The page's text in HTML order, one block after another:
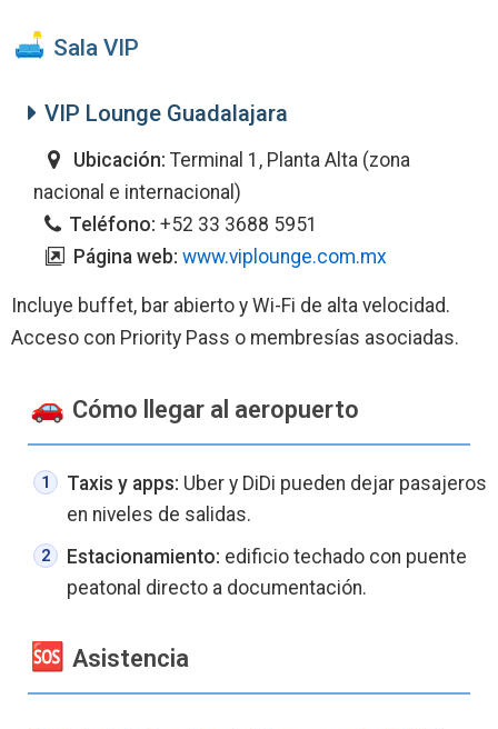
️ Sala VIP
VIP Lounge Guadalajara
Ubicación: Terminal 1, Planta Alta (zona
nacional e internacional)
Teléfono: +52 33 3688 5951
Página web: www.viplounge.com.mx
Incluye buffet, bar abierto y Wi-Fi de alta velocidad.
Acceso con Priority Pass o membresías asociadas.
Cómo llegar al aeropuerto
Taxis y apps: Uber y DiDi pueden dejar pasajeros
en niveles de salidas.
Estacionamiento: edificio techado con puente
peatonal directo a documentación.
Asistencia